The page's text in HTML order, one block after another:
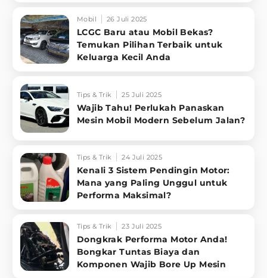
Mobil 26 Juli 2025
LCGC Baru atau Mobil Bekas?
Temukan Pilihan Terbaik untuk
Keluarga Kecil Anda
Tips & Trik 25 Juli 2025
Wajib Tahu! Perlukah Panaskan
Mesin Mobil Modern Sebelum Jalan?
Tips & Trik 24 Juli 2025
Kenali 3 Sistem Pendingin Motor:
Mana yang Paling Unggul untuk
Performa Maksimal?
Tips & Trik 23 Juli 2025
Dongkrak Performa Motor Anda!
Bongkar Tuntas Biaya dan
Komponen Wajib Bore Up Mesin